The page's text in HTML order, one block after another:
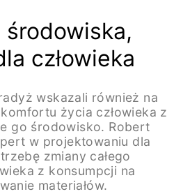
środowiska,
człowieka
wskazali również na
życia człowieka z
go środowisko. Robert
w projektowaniu dla
zmiany całego
z konsumpcji na
materiałów.